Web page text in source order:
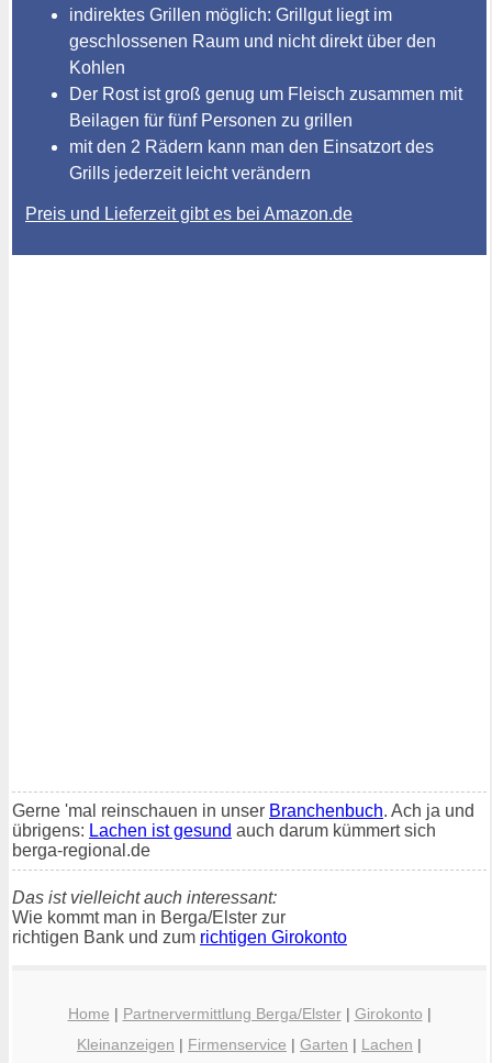
indirektes Grillen möglich: Grillgut liegt im
geschlossenen Raum und nicht direkt über den
Kohlen
Der Rost ist groß genug um Fleisch zusammen mit
Beilagen für fünf Personen zu grillen
mit den 2 Rädern kann man den Einsatzort des
Grills jederzeit leicht verändern
Preis und Lieferzeit gibt es bei Amazon.de
Gerne 'mal reinschauen in unser Branchenbuch. Ach ja und
übrigens: Lachen ist gesund auch darum kümmert sich
berga-regional.de
Das ist vielleicht auch interessant:
Wie kommt man in Berga/Elster zur
richtigen Bank und zum richtigen Girokonto
Home | Partnervermittlung Berga/Elster| Girokonto |
Kleinanzeigen | Firmenservice | Garten | Lachen |